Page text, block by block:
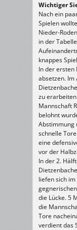
Wichtiger
Nach ein
Spielen
Nieder-
in der
knappes
In der ersten
absetzen. Im
zu
Mannschaft
belohnt
Abstimmung
schnelle
eine
vor der
In der 2.
liefen sich
die Lücke. 5
die
Tore
verdient das